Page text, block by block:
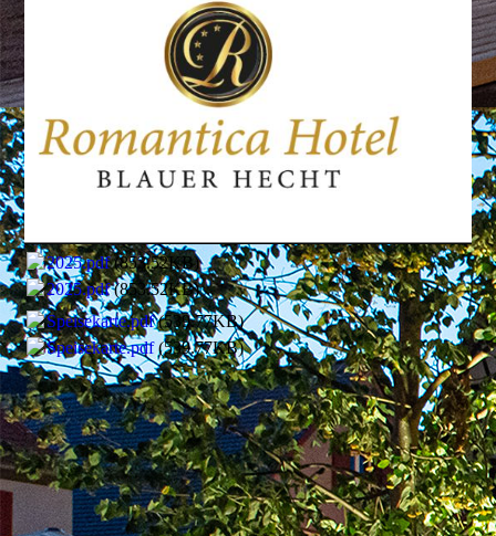
2025.pdf(853.52KB)
2025.pdf(853.52KB)
Speisekarte.pdf(539.77KB)
Speisekarte.pdf(539.77KB)